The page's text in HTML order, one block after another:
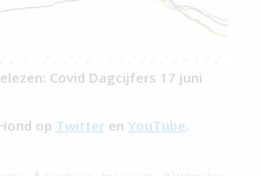
Covid Dagcijfers 17 juni
op Twitter en YouTube.